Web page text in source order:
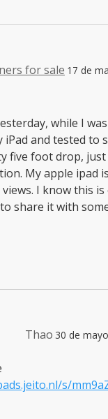
for sale 17 de
while I
iPad and tested to
five foot drop, just
My apple ipad
views. I know this
share it with
Thao 30 de
s/